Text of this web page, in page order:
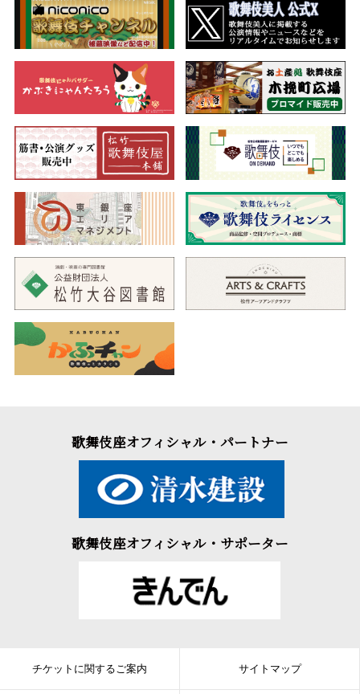
歌舞伎座オフィシャル・パートナー
歌舞伎座オフィシャル・サポーター
チケットに関するご案内 サイトマップ